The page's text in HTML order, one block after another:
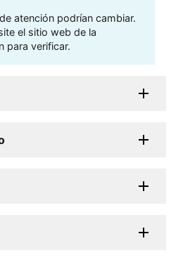
atención podrían cambiar.
el sitio web de la
para verificar.